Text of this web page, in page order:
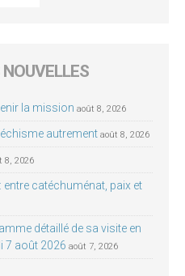
NOUVELLES
la mission août 8, 2026
autrement août 8, 2026
8, 2026
entre catéchuménat, paix et
détaillé de sa visite en
7 août 2026 août 7, 2026